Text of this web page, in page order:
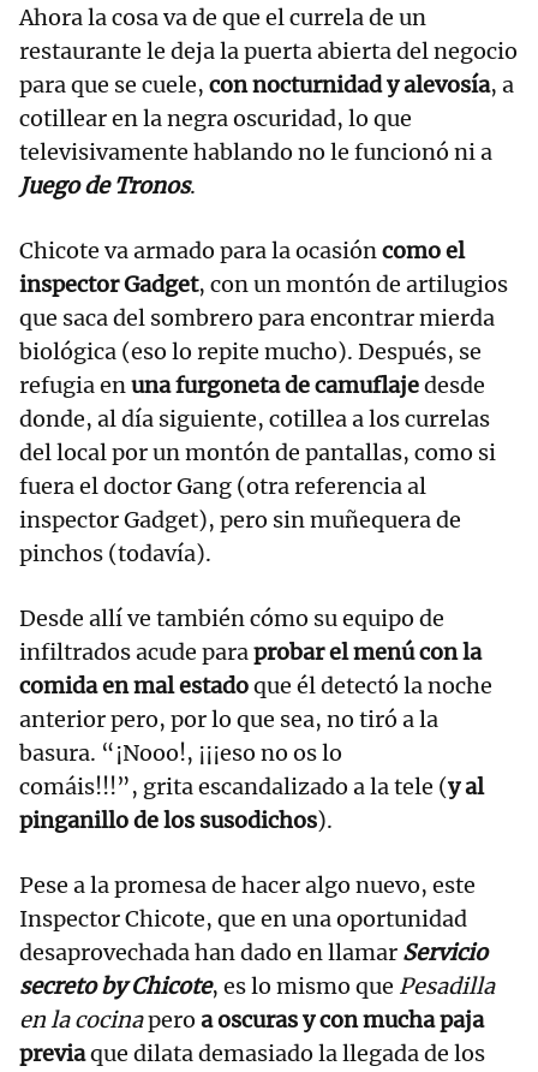
Ahora la cosa va de que el currela de un
restaurante le deja la puerta abierta del negocio
para que se cuele, con nocturnidad y alevosía, a
cotillear en la negra oscuridad, lo que
televisivamente hablando no le funcionó ni a
Juego de Tronos.
Chicote va armado para la ocasióncomo el
inspector Gadget, con un montón de artilugios
que saca del sombrero para encontrar mierda
biológica (eso lo repite mucho). Después, se
refugia enuna furgoneta de camuflajedesde
donde, al día siguiente, cotillea a los currelas
del local por un montón de pantallas, como si
fuera el doctor Gang (otra referencia al
inspector Gadget), pero sin muñequera de
pinchos (todavía).
Desde allí ve también cómo su equipo de
infiltrados acude paraprobar el menú con la
comida en mal estadoque él detectó la noche
anterior pero, por lo que sea, no tiró a la
basura. “¡Nooo!, ¡¡¡eso no os lo
comáis!!!”, grita escandalizado a la tele (y al
pinganillo de los susodichos).
Pese a la promesa de hacer algo nuevo, este
Inspector Chicote, que en una oportunidad
desaprovechada han dado en llamar Servicio
secreto by Chicote, es lo mismo que Pesadilla
en la cocinapero a oscuras y con mucha paja
previaque dilata demasiado la llegada de los